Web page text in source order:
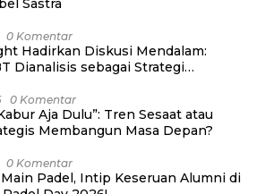
Sastra
0 Komentar
Hadirkan Diskusi Mendalam:
Dianalisis sebagai Strategi
0 Komentar
Aja Dulu”: Tren Sesaat atau
Membangun Masa Depan?
0 Komentar
Padel, Intip Keseruan Alumni di